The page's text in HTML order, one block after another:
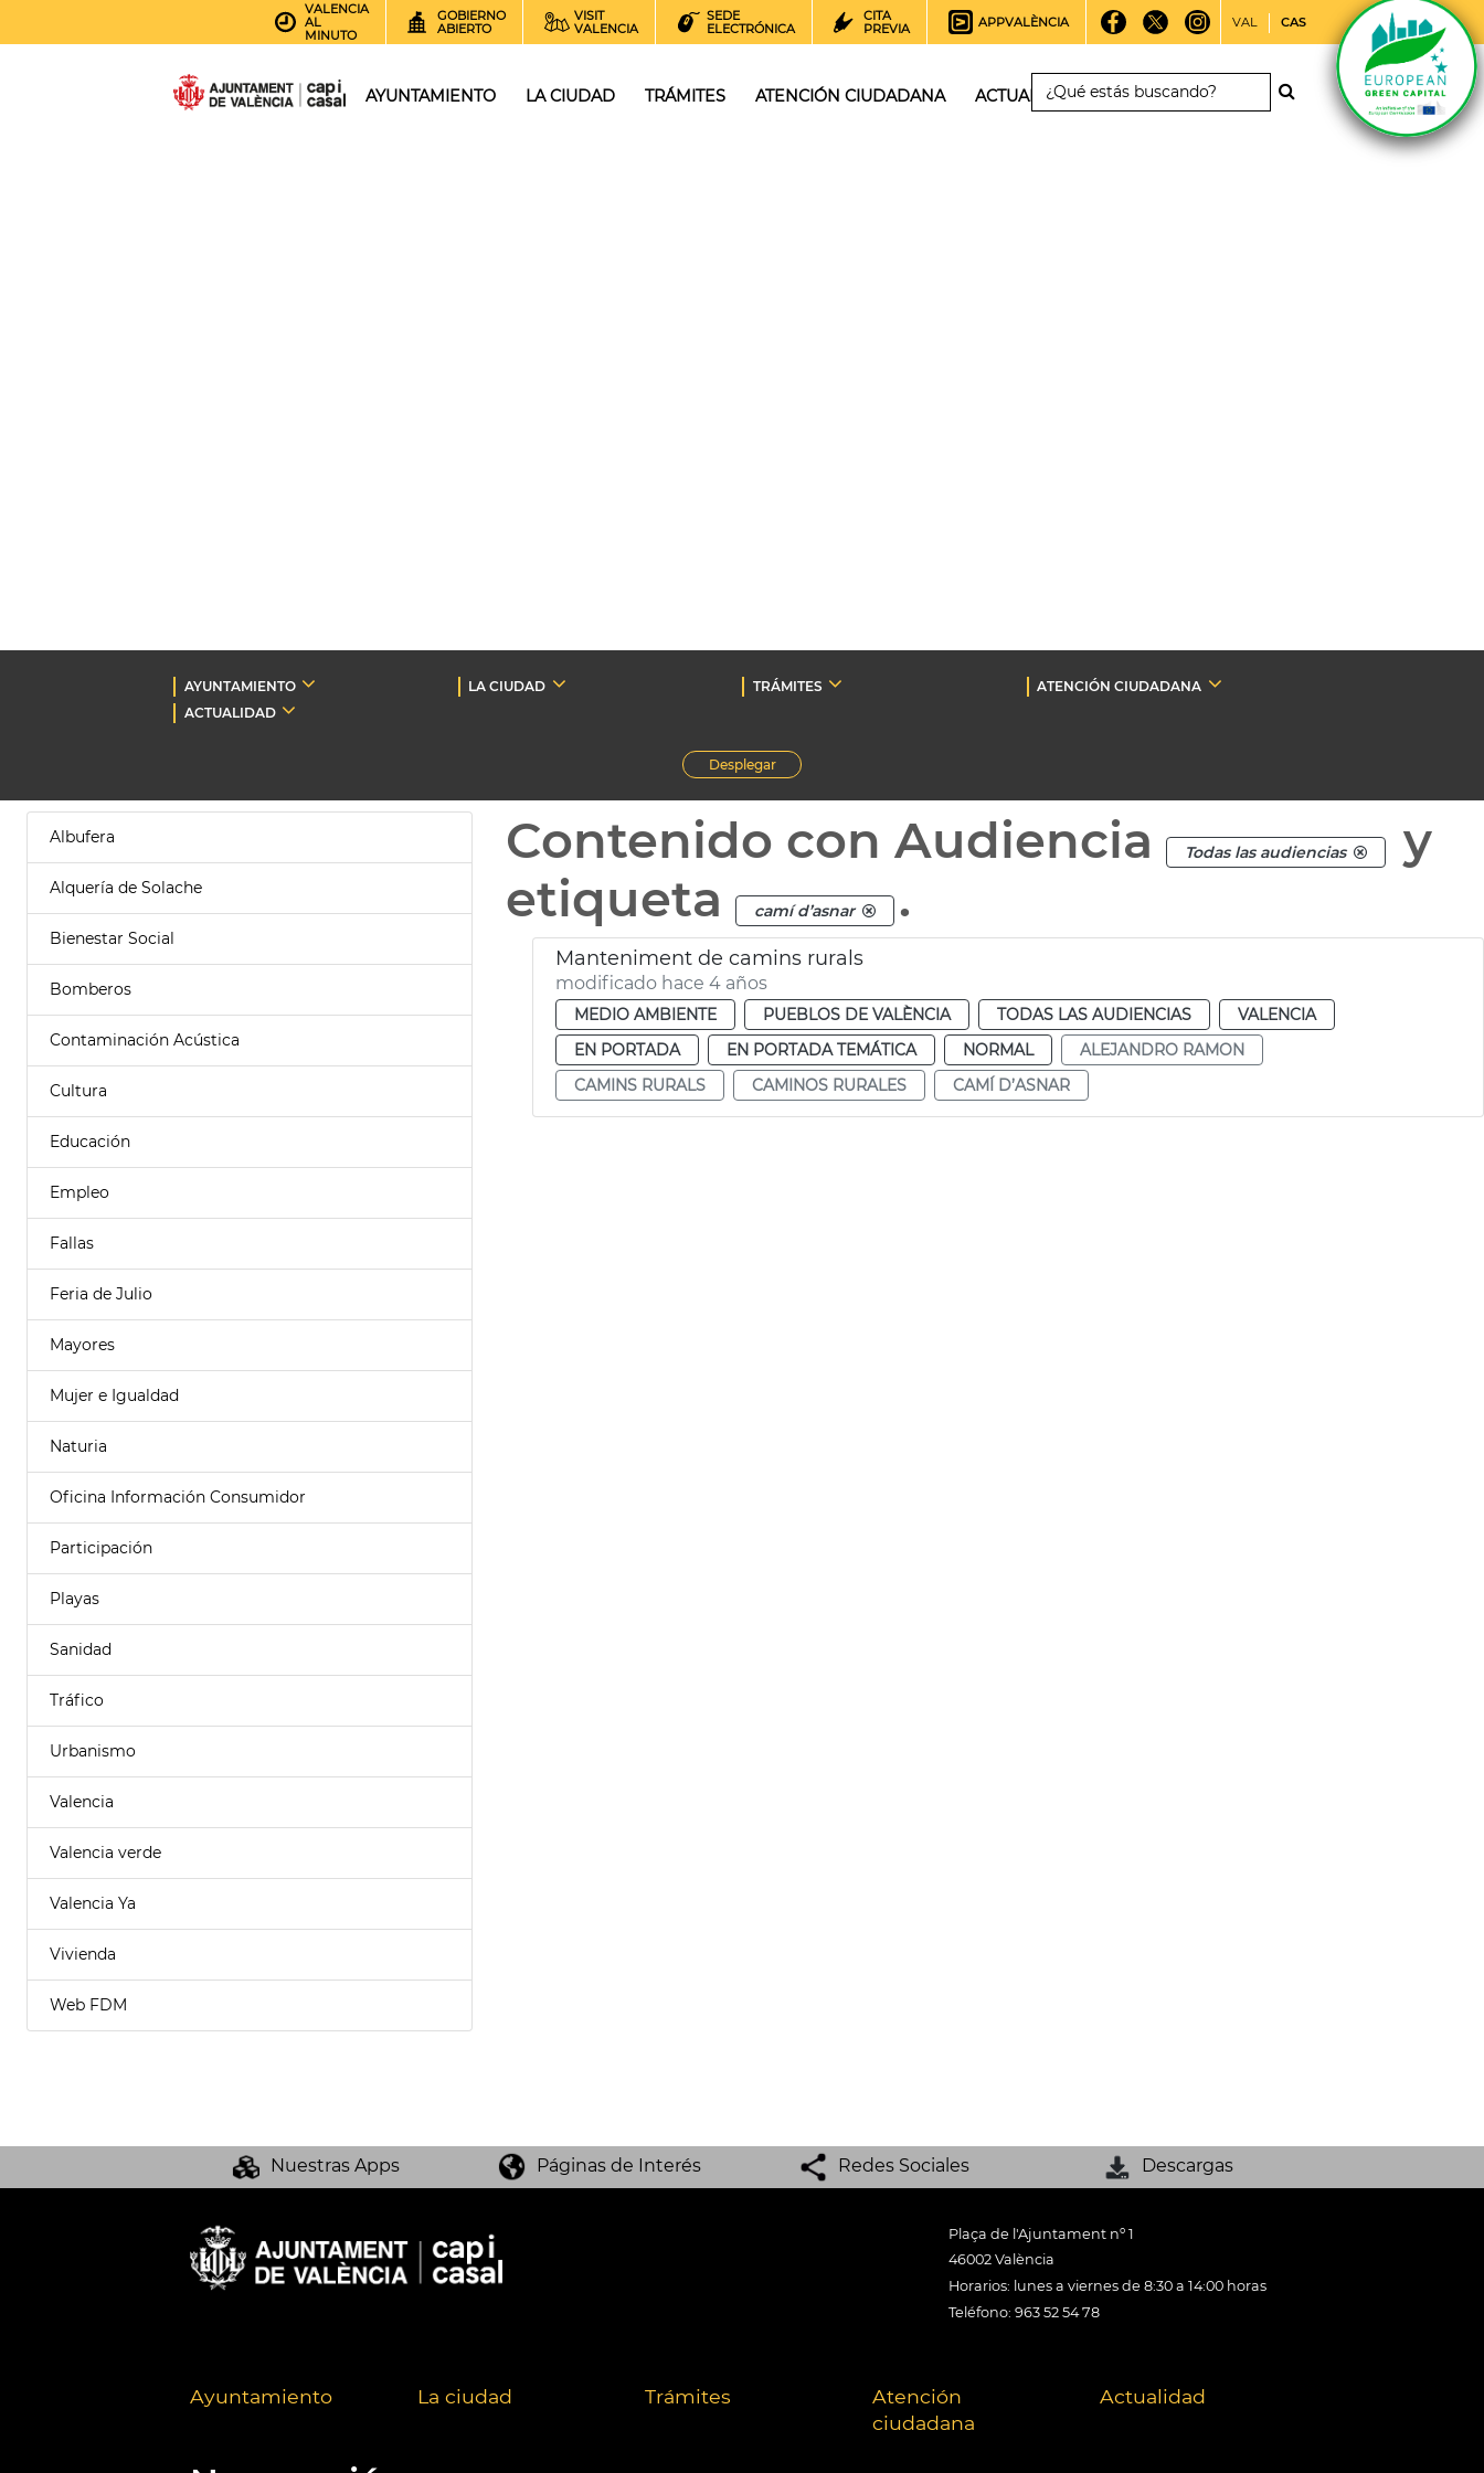
VALENCIA
AL
MINUTO
GOBIERNO
ABIERTO
VISIT
VALENCIA
SEDE
ELECTRÓNICA
CITA
PREVIA
APPVALÈNCIA VAL CAS
AYUNTAMIENTO LA CIUDAD TRÁMITES ATENCIÓN CIUDADANA ACTUALIDAD
AYUNTAMIENTO LA CIUDAD TRÁMITES
ATENCIÓN CIUDADANA
ACTUALIDAD
Desplegar
Albufera
Alquería de Solache
Bienestar Social
Bomberos
Contaminación Acústica
Cultura
Educación
Empleo
Fallas
Feria de Julio
Mayores
Mujer e Igualdad
Naturia
Oficina Información Consumidor
Participación
Playas
Sanidad
Tráfico
Urbanismo
Valencia
Valencia verde
Valencia Ya
Vivienda
Web FDM
Contenido con Audiencia Todas las audiencias
y
etiqueta
camí d’asnar .
Manteniment de camins rurals
modificado hace 4 años
MEDIO AMBIENTE PUEBLOS DE VALÈNCIA TODAS LAS AUDIENCIAS
VALENCIA
EN PORTADA
EN PORTADA TEMÁTICA NORMAL
ALEJANDRO RAMON
CAMINS RURALS
CAMINOS RURALES CAMÍ D’ASNAR
Nuestras Apps Páginas de Interés Redes Sociales Descargas
Plaça de l'Ajuntament nº 1
46002 València
Horarios: lunes a viernes de 8:30 a 14:00 horas
Teléfono: 963 52 54 78
Ayuntamiento La ciudad Trámites
Atención
ciudadana
Actualidad